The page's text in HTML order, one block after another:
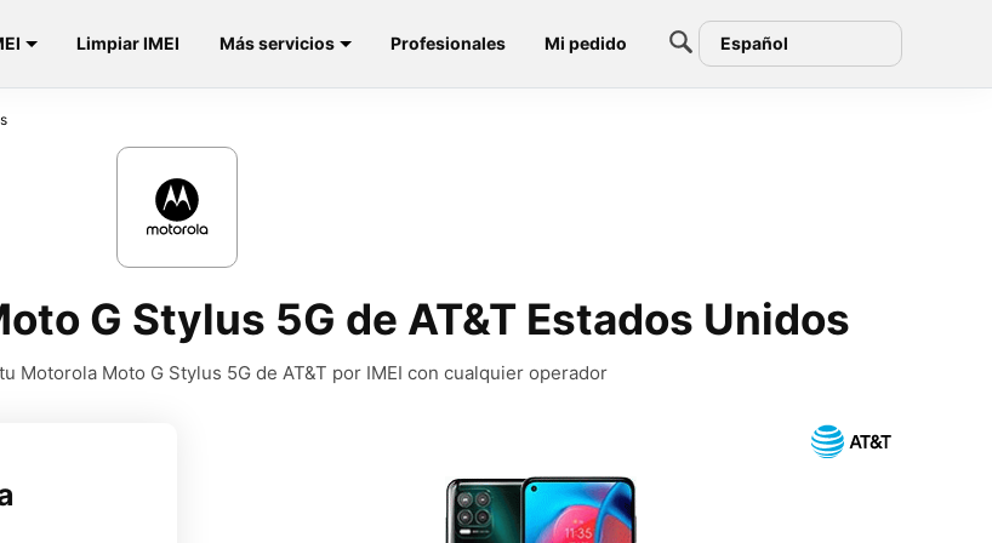
Limpiar IMEI Más servicios Profesionales Mi pedido Español
G Stylus 5G de AT&T Estados Unidos
Motorola Moto G Stylus 5G de AT&T por IMEI con cualquier operador